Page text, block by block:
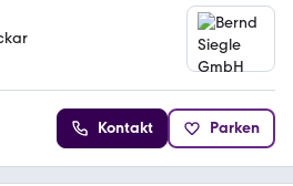
Kontakt Parken